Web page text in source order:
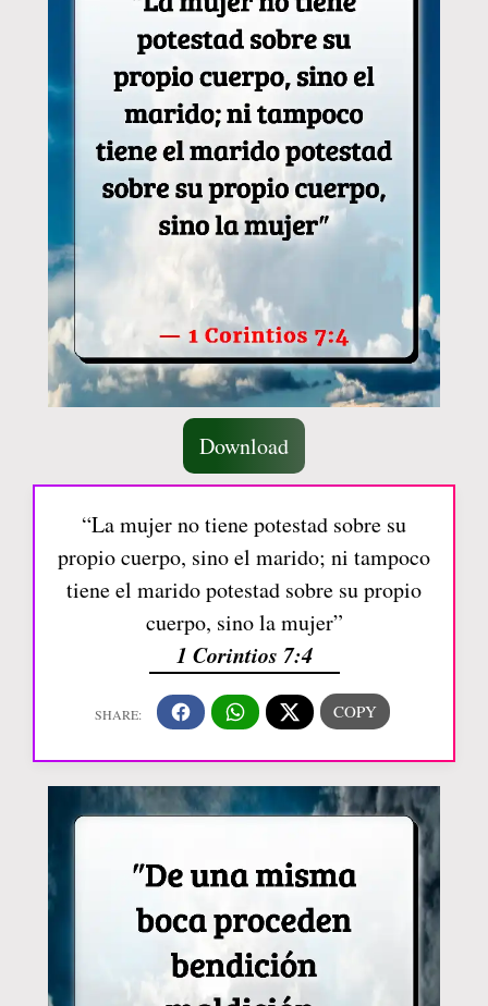
Download
“La mujer no tiene potestad sobre su
propio cuerpo, sino el marido; ni tampoco
tiene el marido potestad sobre su propio
cuerpo, sino la mujer”
1 Corintios 7:4